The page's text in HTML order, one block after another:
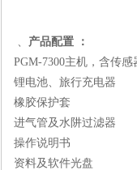
、 产品配置 ：
PGM-7300主机，含传
锂电池、旅行充电器
橡胶保护套
进气管及水阱过滤器
操作说明书
资料及软件光盘